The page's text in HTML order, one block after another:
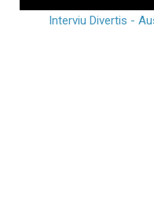
Interviu Divertis -